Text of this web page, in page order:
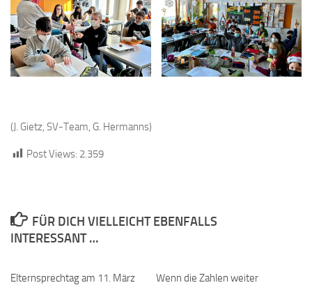
(J. Gietz, SV-Team, G. Hermanns)
Post Views: 2.359
FÜR DICH VIELLEICHT EBENFALLS
INTERESSANT …
Elternsprechtag am 11. März
Wenn die Zahlen weiter